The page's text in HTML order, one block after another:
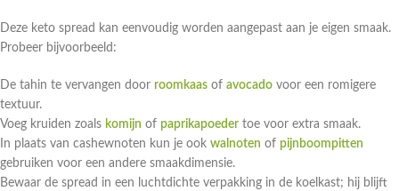
Deze keto spread kan eenvoudig worden aangepast aan je eigen smaak.
Probeer bijvoorbeeld:
De tahin te vervangen door roomkaas of avocado voor een romigere
textuur.
Voeg kruiden zoals komijn of paprikapoeder toe voor extra smaak.
In plaats van cashewnoten kun je ook walnoten of pijnboompitten
gebruiken voor een andere smaakdimensie.
Bewaar de spread in een luchtdichte verpakking in de koelkast; hij blijft